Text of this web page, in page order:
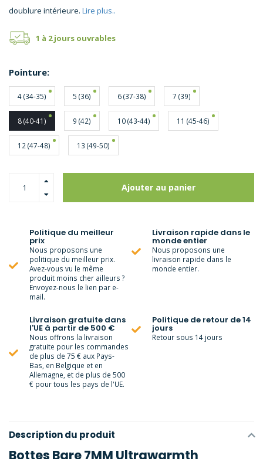
doublure intérieure. Lire plus..
1 à 2 jours ouvrables
Pointure:
4 (34-35) 5 (36) 6 (37-38) 7 (39)
8 (40-41) 9 (42) 10 (43-44) 11 (45-46)
12 (47-48) 13 (49-50)
Ajouter au panier
Politique du meilleur
prix
Nous proposons une
politique du meilleur prix.
Avez-vous vu le même
produit moins cher ailleurs ?
Envoyez-nous le lien par e-
mail.
Livraison rapide dans le
monde entier
Nous proposons une
livraison rapide dans le
monde entier.
Livraison gratuite dans
l'UE à partir de 500 €
Nous offrons la livraison
gratuite pour les commandes
de plus de 75 € aux Pays-
Bas, en Belgique et en
Allemagne, et de plus de 500
€ pour tous les pays de l'UE.
Politique de retour de 14
jours
Retour sous 14 jours
Description du produit
Bottes Bare 7MM Ultrawarmth